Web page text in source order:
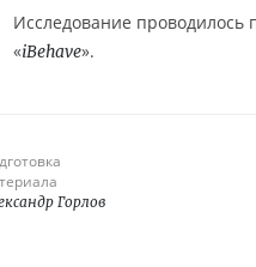
Исследование проводилось
«iBehave».
Горлов